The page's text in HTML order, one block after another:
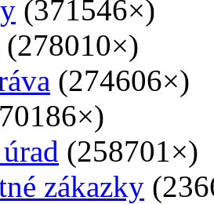
(371546×)
(278010×)
(274606×)
(258701×)
zákazky